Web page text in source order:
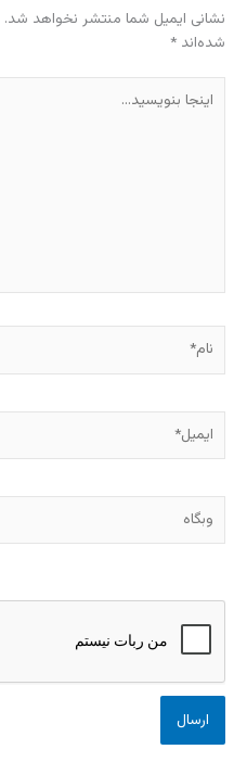
نشانی ایمیل شما منتشر نخواهد شد.
شده‌اند *
بنویسید…
وبگاه